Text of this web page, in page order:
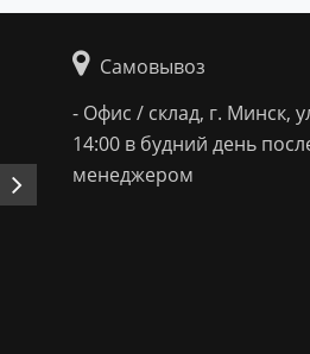
Самовывоз
- Офис / склад, г. Минск,
14:00 в будний день
менеджером